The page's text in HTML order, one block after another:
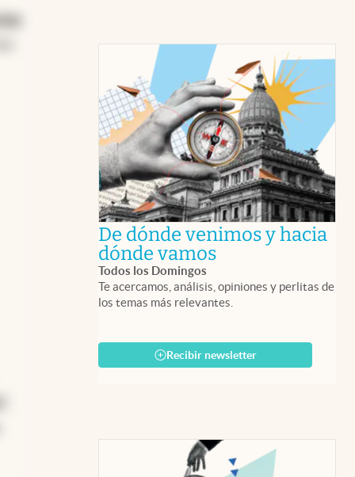
De dónde venimos y hacia
dónde vamosabre en nueva
Todos los Domingos
Te acercamos, análisis, opiniones y perlitas de
los temas más relevantes.
Recibir newsletter